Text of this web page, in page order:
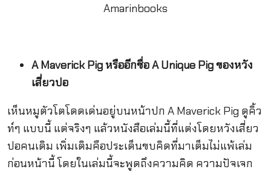
A Maverick Pig หรืออีกชื่อ A Unique Pig ของหวัง
เสี่ยวปอ
เห็นหมูตัวโตโดดเด่นอยู่บนหน้าปก A Maverick Pig ดูคิ้ว
ท์ๆ แบบนี้ แต่จริงๆ แล้วหนังสือเล่มนี้ที่แต่งโดยหวังเสี่ยว
ปอคนเดิม เพิ่มเติมคือประเด็นขบคิดที่มาเต็มไม่แพ้เล่ม
ก่อนหน้านี้ โดยในเล่มนี้จะพูดถึงความคิด ความปัจเจก